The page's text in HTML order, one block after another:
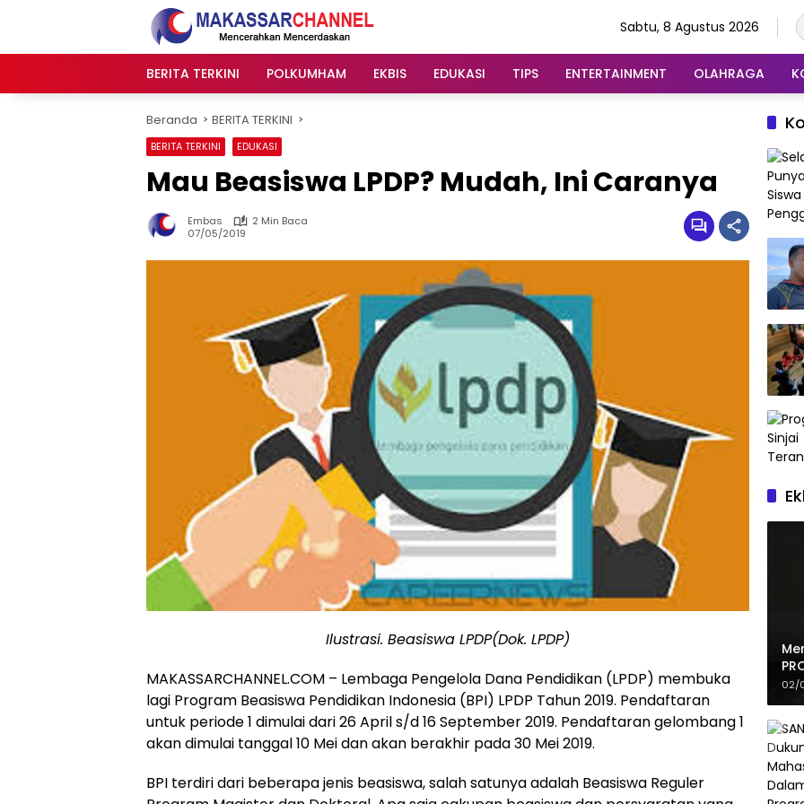
Sabtu, 8 Agustus 2026
BERITA TERKINI POLKUMHAM EKBIS EDUKASI TIPS ENTERTAINMENT OLAHRAGA
Beranda BERITA TERKINI
BERITA TERKINI EDUKASI
Mau Beasiswa LPDP? Mudah, Ini Caranya
Embas
2 Min Baca
07/05/2019
Ilustrasi. Beasiswa LPDP(Dok. LPDP)
MAKASSARCHANNEL.COM – Lembaga Pengelola Dana Pendidikan (LPDP) membuka
lagi Program Beasiswa Pendidikan Indonesia (BPI) LPDP Tahun 2019. Pendaftaran
untuk periode 1 dimulai dari 26 April s/d 16 September 2019. Pendaftaran gelombang 1
akan dimulai tanggal 10 Mei dan akan berakhir pada 30 Mei 2019.
BPI terdiri dari beberapa jenis beasiswa, salah satunya adalah Beasiswa Reguler
02/